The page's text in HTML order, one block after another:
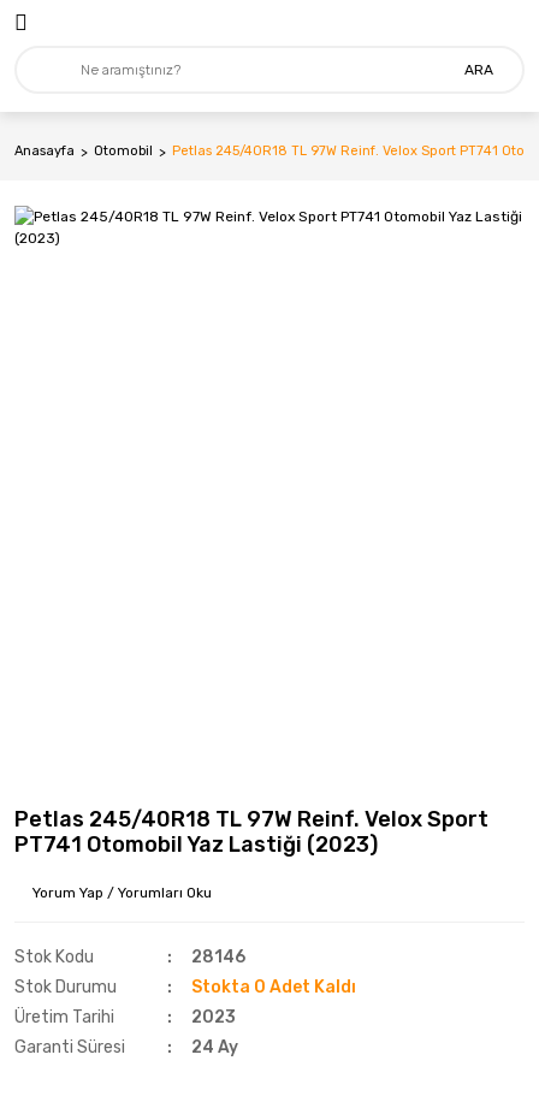
ARA
Anasayfa Otomobil Petlas 245/40R18 TL 97W Reinf. Velox Sport PT741
Petlas 245/40R18 TL 97W Reinf. Velox Sport
PT741 Otomobil Yaz Lastiği (2023)
Yorum Yap / Yorumları Oku
Stok Kodu
28146
Stok Durumu
Stokta 0 Adet Kaldı
Üretim Tarihi
2023
Garanti Süresi
24 Ay